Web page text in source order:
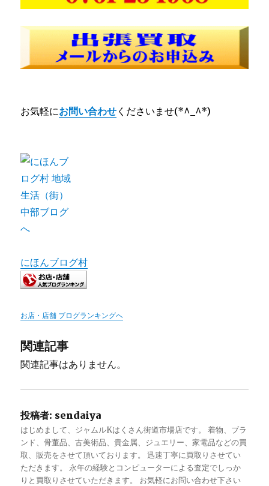
お気軽にお問い合わせ くださいませ(*^_^*)
にほんブログ村
お店・店舗 ブログランキングへ
関連記事
関連記事はありません。
投稿者: sendaiya
はじめまして、ジャムルKはくさん街道市場店です。 着物、ブラ
ンド、骨董品、古美術品、貴金属、ジュエリー、家電品などの買
取、販売をさせて頂いております。 迅速丁寧に買取りさせてい
ただきます。 永年の経験とコンピューターによる査定でしっか
りと買取りさせていただきます。 お気軽にお問い合わせ下さい